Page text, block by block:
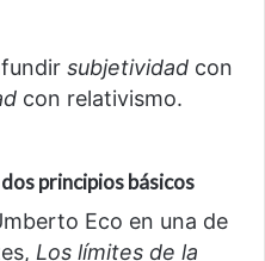
subjetividad con
con relativismo.
principios básicos
Eco en una de
Los límites de la